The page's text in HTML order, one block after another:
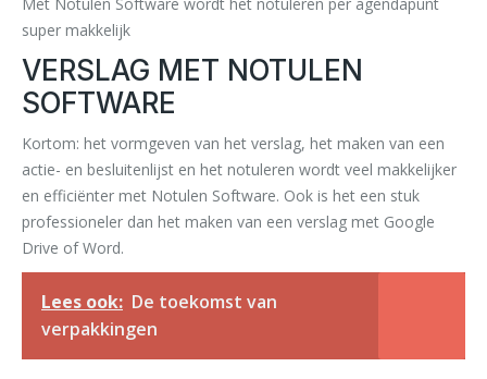
super makkelijk
VERSLAG MET NOTULEN
SOFTWARE
Kortom: het vormgeven van het verslag, het maken van een
actie- en besluitenlijst en het notuleren wordt veel makkelijker
en efficiënter met Notulen Software. Ook is het een stuk
professioneler dan het maken van een verslag met Google
Drive of Word.
Lees ook: De toekomst van
verpakkingen